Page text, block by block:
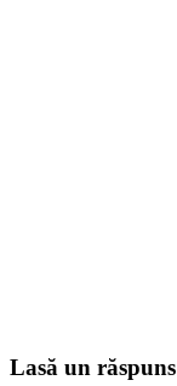
Lasă un răspuns